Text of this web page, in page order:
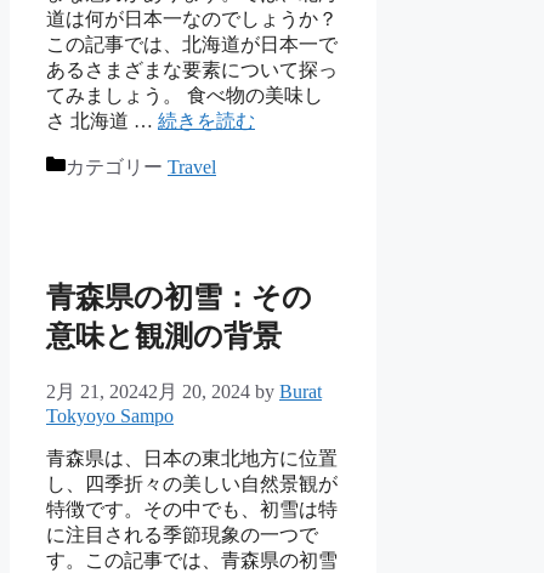
道は何が日本一なのでしょうか？
この記事では、北海道が日本一で
あるさまざまな要素について探っ
てみましょう。 食べ物の美味し
さ 北海道 … 続きを読む
カテゴリー Travel
青森県の初雪：その
意味と観測の背景
2月 21, 20242月 20, 2024 by Burat
Tokyoyo Sampo
青森県は、日本の東北地方に位置
し、四季折々の美しい自然景観が
特徴です。その中でも、初雪は特
に注目される季節現象の一つで
す。この記事では、青森県の初雪